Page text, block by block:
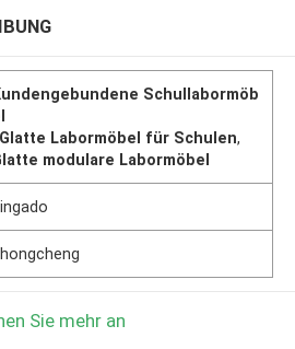
Schullabormöb
Glatte Labormöbel für Schulen,
modulare Labormöbel
Sie mehr an